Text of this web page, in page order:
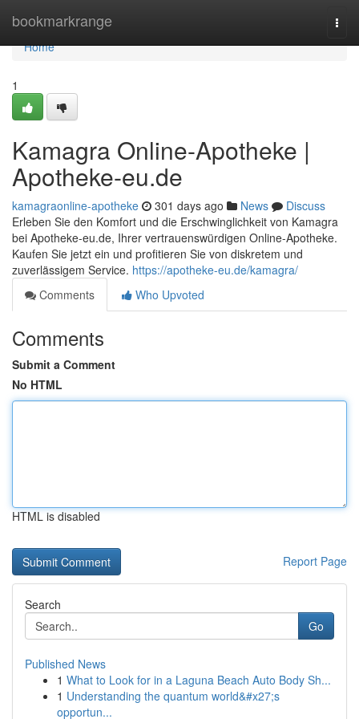
bookmarkrange
Home
Home
1
Kamagra Online-Apotheke |
Apotheke-eu.de
kamagraonline-apotheke 301 days ago News
Discuss
Erleben Sie den Komfort und die Erschwinglichkeit von Kamagra
bei Apotheke-eu.de, Ihrer vertrauenswürdigen Online-Apotheke.
Kaufen Sie jetzt ein und profitieren Sie von diskretem und
zuverlässigem Service. https://apotheke-eu.de/kamagra/
Comments
Who Upvoted
Comments
Submit a Comment
No HTML
HTML is disabled
Report Page
Search
Go
Published News
1 What to Look for in a Laguna Beach Auto Body Sh...
1 Understanding the quantum world&#x27;s
opportun...